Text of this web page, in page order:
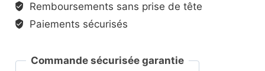
Remboursements sans prise de tête
Paiements sécurisés
Commande sécurisée garantie